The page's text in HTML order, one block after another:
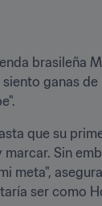
brasileña
ganas
que su
Sin
meta",
ser como